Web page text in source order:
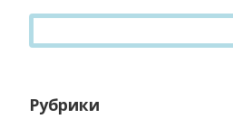
Поиск:
Рубрики